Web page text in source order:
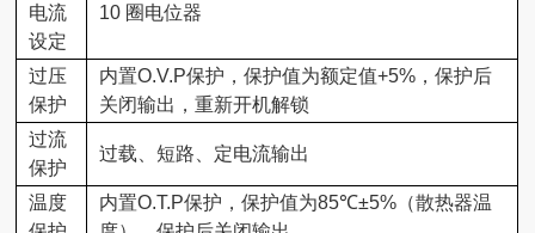
电流
设定
10 圈电位器
过压
保护
内置O.V.P保护，保护值为额定值+5% ，保护后
关闭输出，重新开机解锁
过流
保护
过载、短路、定电流输出
温度
内置O.T.P保护，保护值为85℃±5% （散热器温